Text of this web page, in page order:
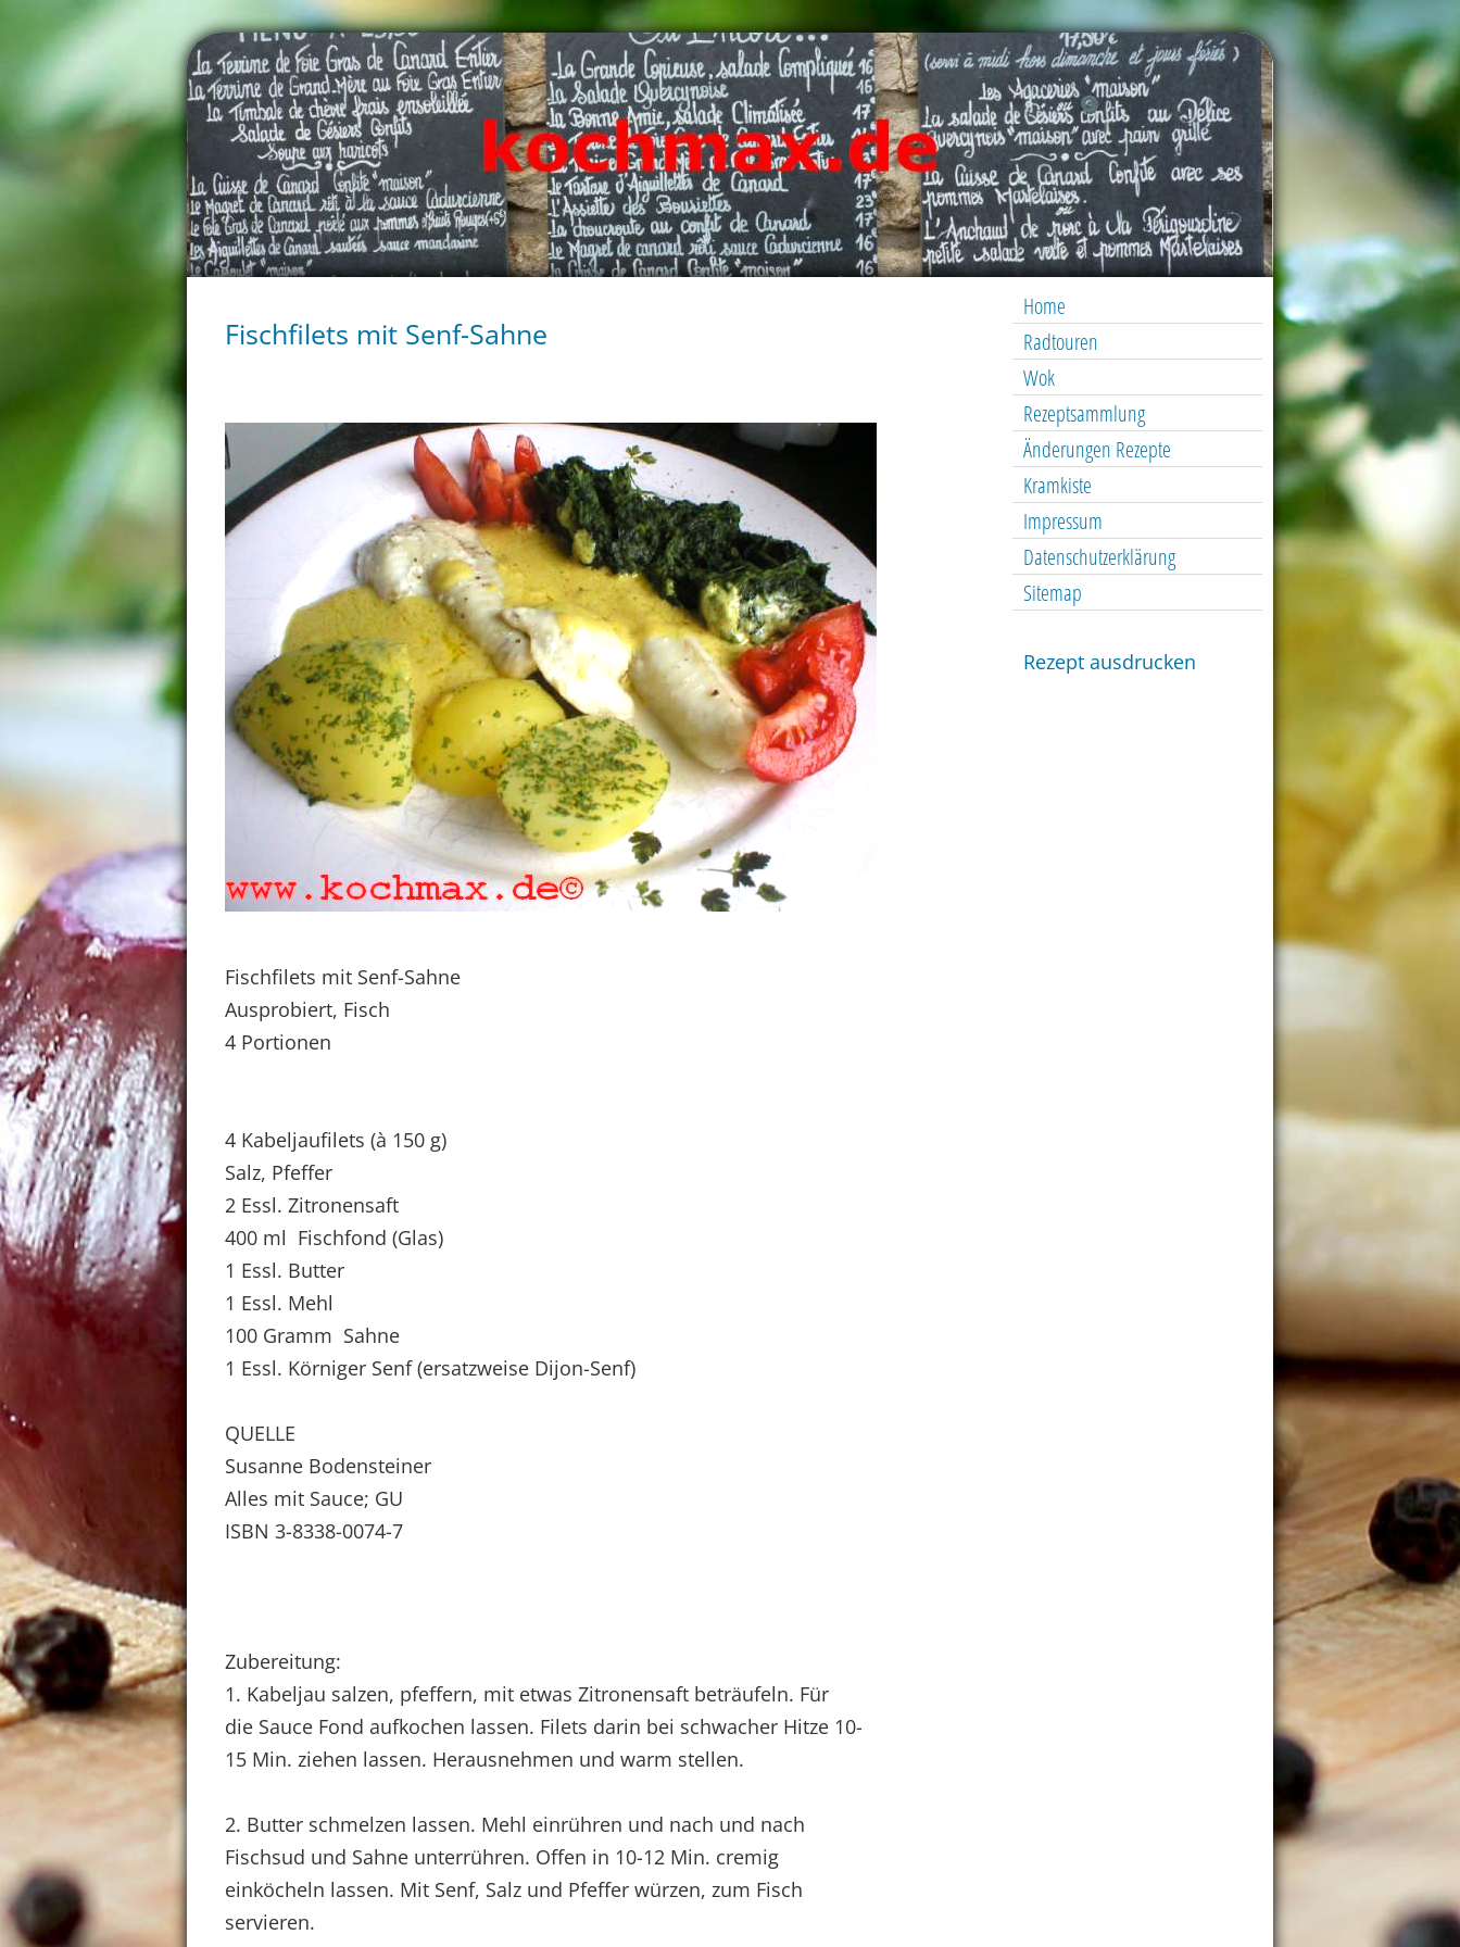
Home
Radtouren
Wok
Rezeptsammlung
Änderungen Rezepte
Kramkiste
Impressum
Datenschutzerklärung
Sitemap
Rezept ausdrucken
Fischfilets mit Senf-Sahne
Fischfilets mit Senf-Sahne
Ausprobiert, Fisch
4 Portionen
4 Kabeljaufilets (à 150 g)
Salz, Pfeffer
2 Essl. Zitronensaft
400 ml Fischfond (Glas)
1 Essl. Butter
1 Essl. Mehl
100 Gramm Sahne
1 Essl. Körniger Senf (ersatzweise Dijon-Senf)
QUELLE
Susanne Bodensteiner
Alles mit Sauce; GU
ISBN 3-8338-0074-7
Zubereitung:
1. Kabeljau salzen, pfeffern, mit etwas Zitronensaft beträufeln. Für
die Sauce Fond aufkochen lassen. Filets darin bei schwacher Hitze 10-
15 Min. ziehen lassen. Herausnehmen und warm stellen.
2. Butter schmelzen lassen. Mehl einrühren und nach und nach
Fischsud und Sahne unterrühren. Offen in 10-12 Min. cremig
einköcheln lassen. Mit Senf, Salz und Pfeffer würzen, zum Fisch
servieren.